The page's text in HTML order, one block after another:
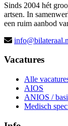
Sinds 2004 hét
artsen. In
een ruim aanbod
Vacatures
Alle
AIOS
ANIOS /
Medisch